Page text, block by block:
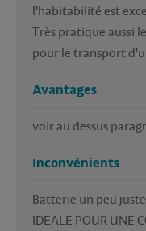
l'habitabilité est
Très pratique aussi
pour le transport
Avantages
voir au dessus
Inconvénients
Batterie un peu juste
IDEALE POUR UNE